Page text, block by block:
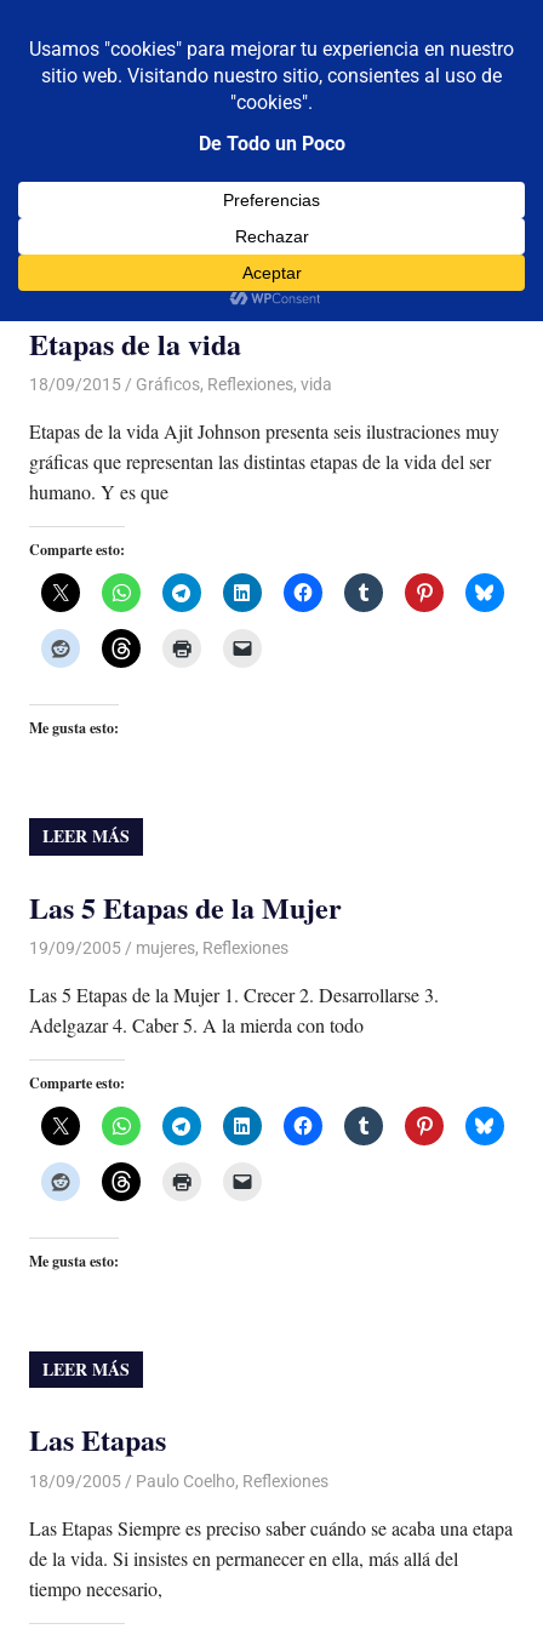
contenido
De todo un poco
Reflexiones,
Viajes
MENÚ
Etiqueta:etapas
Etapas de la vida
18/09/2015 Luis Castellanos
Gráficos, Reflexiones, vida
Etapas de la vida Ajit Johnson presenta seis ilustraciones muy
gráficas que representan las distintas etapas de la vida del ser
humano. Y es que
Comparte esto:
Me gusta esto:
LEER MÁS
Las 5 Etapas de la Mujer
19/09/2005 Luis Castellanos
mujeres, Reflexiones
Las 5 Etapas de la Mujer 1. Crecer 2. Desarrollarse 3.
Adelgazar 4. Caber 5. A la mierda con todo
Comparte esto:
Me gusta esto:
LEER MÁS
Las Etapas
18/09/2005 Luis Castellanos
Paulo Coelho, Reflexiones
Las Etapas Siempre es preciso saber cuándo se acaba una etapa
de la vida. Si insistes en permanecer en ella, más allá del
tiempo necesario,